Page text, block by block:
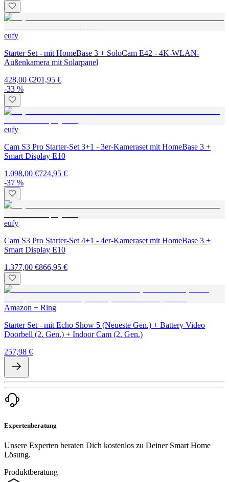
eufy
Starter Set - mit HomeBase 3 + SoloCam E42 - 4K-WLAN-
Außenkamera mit Solarpanel
428,00 €201,95 €
-33 %
eufy
Cam S3 Pro Starter-Set 3+1 - 3er-Kameraset mit HomeBase 3 +
Smart Display E10
1.098,00 €724,95 €
-37 %
eufy
Cam S3 Pro Starter-Set 4+1 - 4er-Kameraset mit HomeBase 3 +
Smart Display E10
1.377,00 €866,95 €
Amazon + Ring
Starter Set - mit Echo Show 5 (Neueste Gen.) + Battery Video
Doorbell (2. Gen.) + Indoor Cam (2. Gen.)
257,98 €
Expertenberatung
Unsere Experten beraten Dich kostenlos zu Deiner Smart Home
Lösung.
Produktberatung